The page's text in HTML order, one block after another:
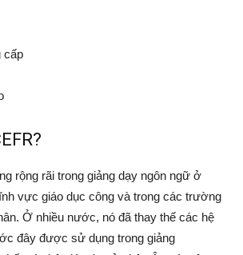
cấp
rộng rãi trong giảng dạy ngôn ngữ ở
vực giáo dục công và trong các trường
Ở nhiều nước, nó đã thay thế các hệ
đây được sử dụng trong giảng